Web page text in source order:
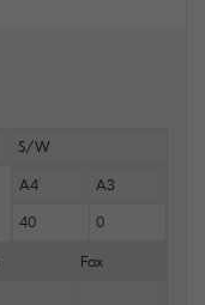
S/W
A4 A3
40 0
Fax